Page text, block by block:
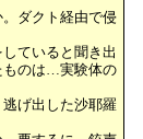
ダクト経由で侵
ていると聞き出
ものは…実験体の
げ出した沙耶羅